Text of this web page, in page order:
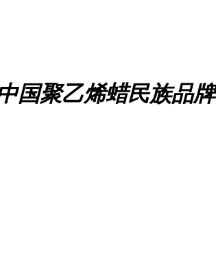
国聚乙烯蜡民族品牌